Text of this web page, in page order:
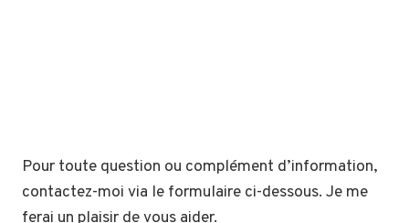
Pour toute question ou complément d’information,
contactez-moi via le formulaire ci-dessous. Je me
ferai un plaisir de vous aider.